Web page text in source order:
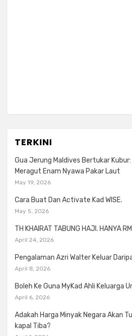
TERKINI
Gua Jerung Maldives Bertukar Kubur:
Meragut Enam Nyawa Pakar Laut
May 19, 2026
Cara Buat Dan Activate Kad WISE.
May 5, 2026
TH KHAIRAT TABUNG HAJI. HANYA
April 24, 2026
Pengalaman Azri Walter Keluar
April 8, 2026
Boleh Ke Guna MyKad Ahli Keluarga
April 6, 2026
Adakah Harga Minyak Negara Akan
kapal Tiba?